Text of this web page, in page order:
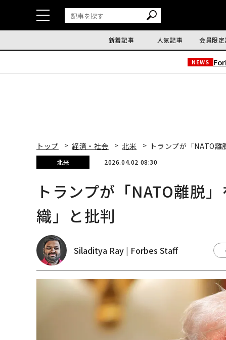
新着記事 人気記事 会員限定
NEWS
トップ 経済・社会 北米 トランプが「NATO
北米 2026.04.02 08:30
トランプが「NATO離脱
織」と批判
Siladitya Ray | Forbes Staff